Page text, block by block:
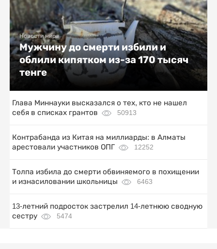
Новости мира
Мужчину до смерти избили и
облили кипятком из-за 170 тысяч
тенге
Глава Миннауки высказался о тех, кто не нашел
себя в списках грантов
50913
Контрабанда из Китая на миллиарды: в Алматы
арестовали участников ОПГ
12252
Толпа избила до смерти обвиняемого в похищении
и изнасиловании школьницы
6463
13-летний подросток застрелил 14-летнюю сводную
сестру
5474